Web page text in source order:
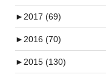
►2017 (69)
►2016 (70)
►2015 (130)